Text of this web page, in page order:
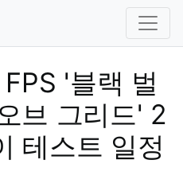
'블랙 벌
브 그리드' 2
테스트 일정